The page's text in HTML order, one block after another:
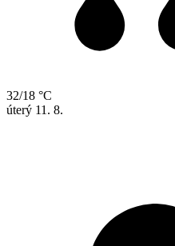
32/18 °C
úterý 11. 8.